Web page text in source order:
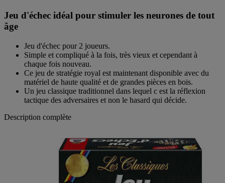
Jeu d'échec idéal pour stimuler les neurones de tout
âge
Jeu d'échec pour 2 joueurs.
Simple et compliqué à la fois, très vieux et cependant à
chaque fois nouveau.
Ce jeu de stratégie royal est maintenant disponible avec du
matériel de haute qualité et de grandes pièces en bois.
Un jeu classique traditionnel dans lequel c est la réflexion
tactique des adversaires et non le hasard qui décide.
Description complète